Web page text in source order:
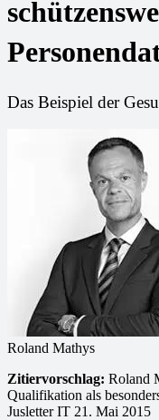
Das Beispiel der
Roland Mathys
Zitiervorschlag: Roland
Qualifikation als
Jusletter IT 21. Mai 2015